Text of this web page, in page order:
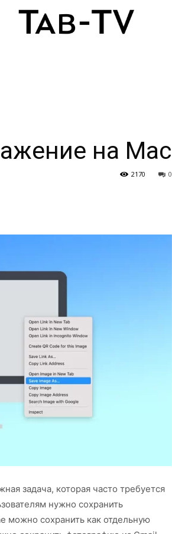
на Mac
0
2170
задача, которая часто требуется
нужно сохранить
можно сохранить как отдельную